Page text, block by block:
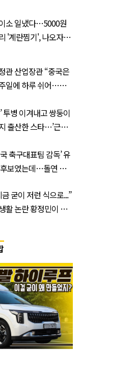
소 일냈다…5000원
'계란찜기', 나오자마
관 산업장관 “중국은
일에 하루 쉬어…주
투병 이겨내고 쌍둥이
출산한 스타…’근황’
축구대표팀 감독’ 유
보였는데…돌연 코
’
금 굳이 저런 식으로...”
활 논란 황정민이 곧